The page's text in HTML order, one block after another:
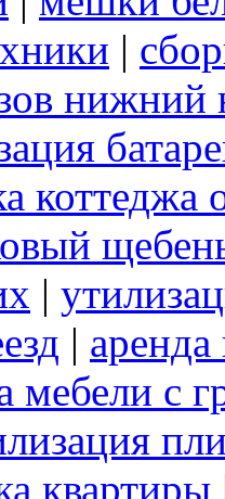
|
нижний
коттеджа
|
| аренда
мебели с
квартиры